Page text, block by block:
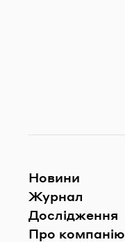
Новини
Журнал
Дослідження
Про компанію